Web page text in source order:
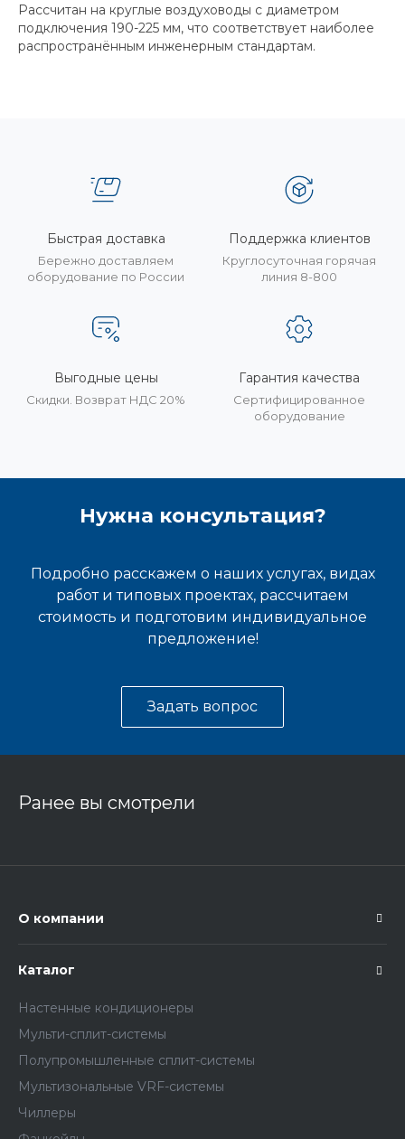
Рассчитан на круглые воздуховоды с диаметром
подключения 190-225 мм, что соответствует наиболее
распространённым инженерным стандартам.
Быстрая доставка
Бережно доставляем
оборудование по России
Поддержка клиентов
Круглосуточная горячая
линия 8-800
Выгодные цены
Скидки. Возврат НДС 20%
Гарантия качества
Сертифицированное
оборудование
Нужна консультация?
Подробно расскажем о наших услугах, видах
работ и типовых проектах, рассчитаем
стоимость и подготовим индивидуальное
предложение!
Задать вопрос
Ранее вы смотрели
О компании
Каталог
Настенные кондиционеры
Мульти-сплит-системы
Полупромышленные сплит-системы
Мультизональные VRF-системы
Чиллеры